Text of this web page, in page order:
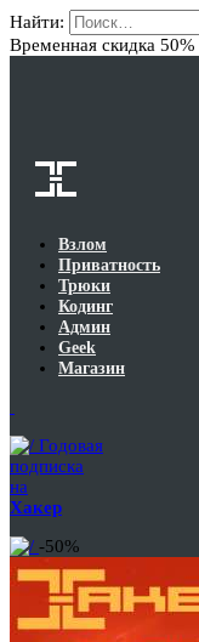
Найти:
Временная скидка 50%
Взлом
Приватность
Трюки
Кодинг
Админ
Geek
Магазин
Годовая
подписка
на
Хакер
-50%